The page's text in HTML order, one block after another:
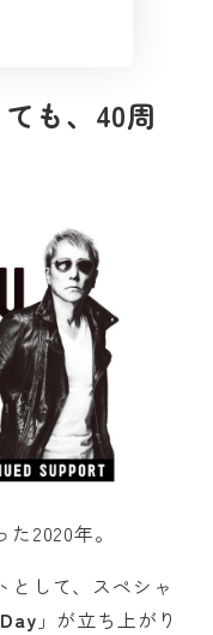
も、40周
2020年。
として、スペシャ
」が立ち上がり